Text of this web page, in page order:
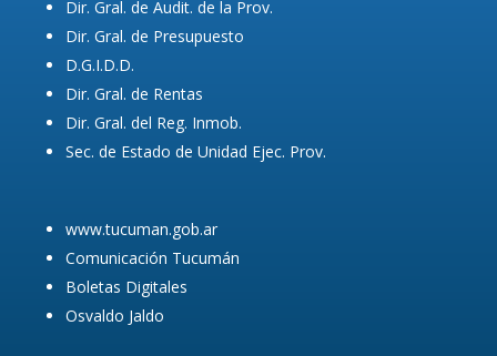
Dir. Gral. de Audit. de la Prov.
Dir. Gral. de Presupuesto
D.G.I.D.D.
Dir. Gral. de Rentas
Dir. Gral. del Reg. Inmob.
Sec. de Estado de Unidad Ejec. Prov.
www.tucuman.gob.ar
Comunicación Tucumán
Boletas Digitales
Osvaldo Jaldo